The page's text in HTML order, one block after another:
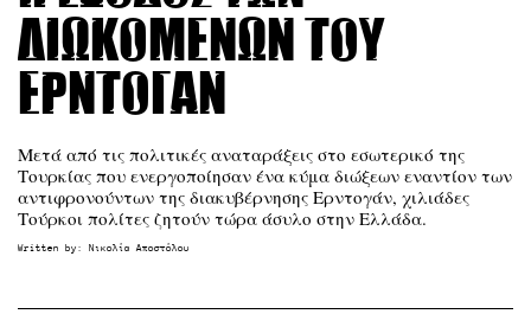
διωκόμενων του
Ερντογάν
Μετά από τις πολιτικές αναταράξεις στο εσωτερικό της
Τουρκίας που ενεργοποίησαν ένα κύμα διώξεων εναντίον των
αντιφρονούντων της διακυβέρνησης Ερντογάν, χιλιάδες
Τούρκοι πολίτες ζητούν τώρα άσυλο στην Ελλάδα.
Written by: Νικολία Αποστόλου